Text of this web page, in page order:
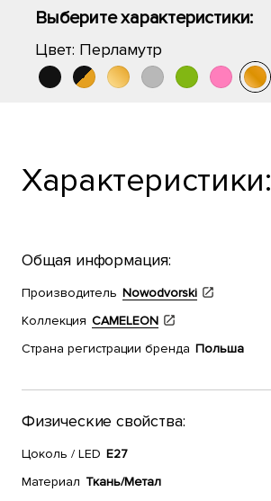
Выберите характеристики:
Цвет: Перламутр
Характеристики:
Общая информация:
Производитель Nowodvorski
Коллекция CAMELEON
Страна регистрации бренда Польша
Физические свойства:
Цоколь / LED E27
Материал Ткань/Метал